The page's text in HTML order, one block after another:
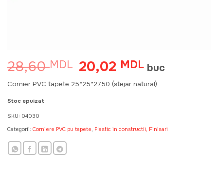
28,60MDL Prețul
inițial
a
20,02 MDLPrețul
curent
este:
buc
Cornier PVC tapete 25*25*2750 (stejar natural)
Stoc epuizat
SKU: 04030
Categorii: Corniere PVC pu tapete, Plastic in constructii, Finisari